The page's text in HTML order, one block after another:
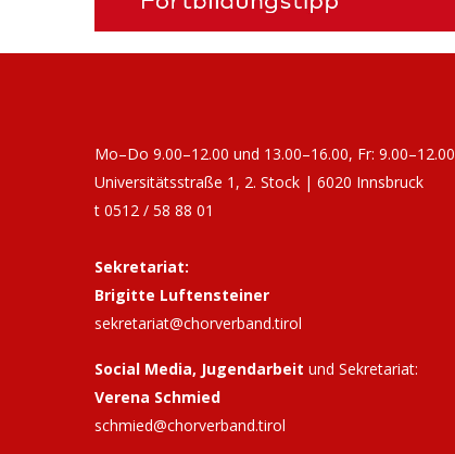
Mo–Do 9.00–12.00 und 13.00–16.00, Fr: 9.00–12.00
Universitätsstraße 1, 2. Stock | 6020 Innsbruck
t 0512 / 58 88 01
Sekretariat:
Brigitte Luftensteiner
sekretariat@chorverband.tirol
Social Media, Jugendarbeit und Sekretariat:
Verena Schmied
schmied@chorverband.tirol